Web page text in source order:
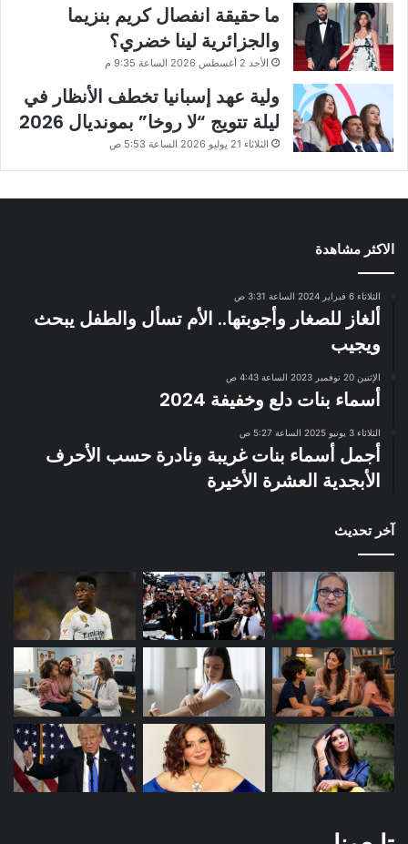
ما حقيقة انفصال كريم بنزيما
والجزائرية لينا خضري؟
الأحد 2 أغسطس 2026 الساعة 9:35 م
ولية عهد إسبانيا تخطف الأنظار في
ليلة تتويج “لا روخا” بمونديال 2026
الثلاثاء 21 يوليو 2026 الساعة 5:53 ص
الاكثر مشاهدة
الثلاثاء 6 فبراير 2024 الساعة 3:31 ص
ألغاز للصغار وأجوبتها.. الأم تسأل والطفل يبحث
ويجيب
الإثنين 20 نوفمبر 2023 الساعة 4:43 ص
أسماء بنات دلع وخفيفة 2024
الثلاثاء 3 يونيو 2025 الساعة 5:27 ص
أجمل أسماء بنات غريبة ونادرة حسب الأحرف
الأبجدية العشرة الأخيرة
آخر تحديث